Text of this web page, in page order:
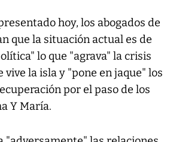
hoy, los abogados de
que la situación actual es de
lo que "agrava" la crisis
vive la isla y "pone en jaque" los
por el paso de los
Y María.